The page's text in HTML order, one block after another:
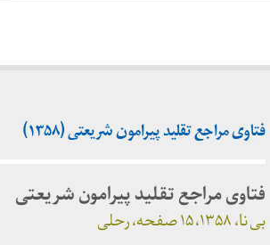
فتاوی مراجع تقلید پیرامون شریعتی (۱۳۵۸)
فتاوی مراجع تقلید پیرامون شریعتی
بی نا، ۱۳۵۸، ۱۵ صفحه، رحلی